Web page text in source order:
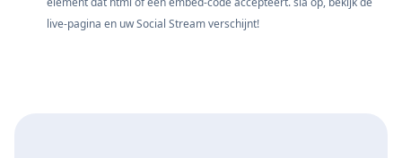
live-pagina en uw Social Stream verschijnt!